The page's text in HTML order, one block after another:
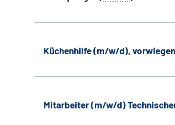
Küchenhilfe (m/w/d),
Mitarbeiter (m/w/d)